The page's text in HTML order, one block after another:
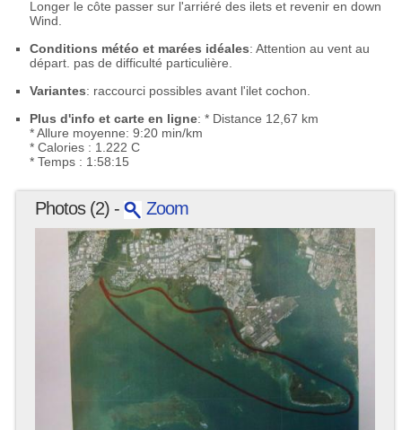
Longer le côte passer sur l'arriéré des ilets et revenir en down
Wind.
Conditions météo et marées idéales: Attention au vent au
départ. pas de difficulté particulière.
Variantes: raccourci possibles avant l'ilet cochon.
Plus d'info et carte en ligne: * Distance 12,67 km
* Allure moyenne: 9:20 min/km
* Calories : 1.222 C
* Temps : 1:58:15
Photos (2) - Zoom